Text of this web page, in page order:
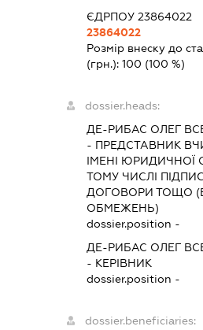
ЄДРПОУ 23864022
23864022
Розмір внеску до
(грн.): 100 (100 %)
dossier.heads:
ДЕ-РИБАС ОЛЕГ
- ПРЕДСТАВНИК
ІМЕНІ ЮРИДИЧНОЇ
ТОМУ ЧИСЛІ
ДОГОВОРИ ТОЩО
ОБМЕЖЕНЬ)
dossier.position -
ДЕ-РИБАС ОЛЕГ
- КЕРІВНИК
dossier.position -
dossier.beneficiaries: